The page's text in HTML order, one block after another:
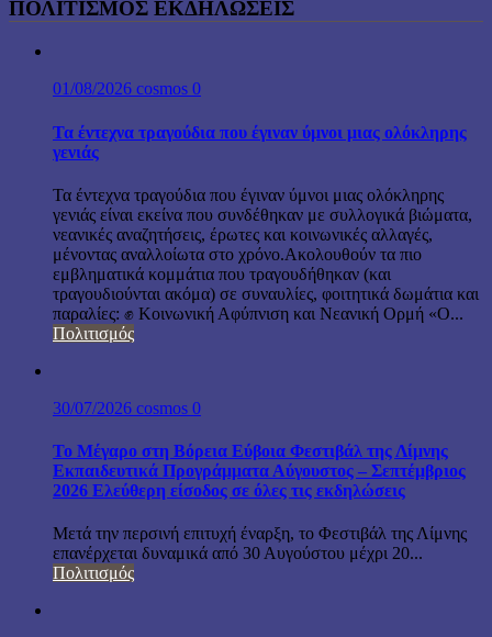
ΠΟΛΙΤΙΣΜΟΣ ΕΚΔΗΛΩΣΕΙΣ
01/08/2026 cosmos 0
Τα έντεχνα τραγούδια που έγιναν ύμνοι μιας ολόκληρης
γενιάς
Τα έντεχνα τραγούδια που έγιναν ύμνοι μιας ολόκληρης
γενιάς είναι εκείνα που συνδέθηκαν με συλλογικά βιώματα,
νεανικές αναζητήσεις, έρωτες και κοινωνικές αλλαγές,
μένοντας αναλλοίωτα στο χρόνο.Ακολουθούν τα πιο
εμβληματικά κομμάτια που τραγουδήθηκαν (και
τραγουδιούνται ακόμα) σε συναυλίες, φοιτητικά δωμάτια και
παραλίες: ✊ Κοινωνική Αφύπνιση και Νεανική Ορμή «Ο...
Πολιτισμός
30/07/2026 cosmos 0
Το Μέγαρο στη Βόρεια Εύβοια Φεστιβάλ της Λίμνης
Εκπαιδευτικά Προγράμματα Αύγουστος – Σεπτέμβριος
2026 Ελεύθερη είσοδος σε όλες τις εκδηλώσεις
Μετά την περσινή επιτυχή έναρξη, το Φεστιβάλ της Λίμνης
επανέρχεται δυναμικά από 30 Αυγούστου μέχρι 20...
Πολιτισμός